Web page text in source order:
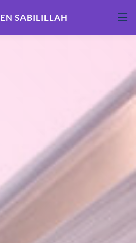
SABILILLAH